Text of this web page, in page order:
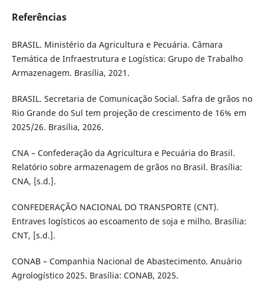
Referências
BRASIL. Ministério da Agricultura e Pecuária. Câmara
Temática de Infraestrutura e Logística: Grupo de Trabalho
Armazenagem. Brasília, 2021.
BRASIL. Secretaria de Comunicação Social. Safra de grãos no
Rio Grande do Sul tem projeção de crescimento de 16% em
2025/26. Brasília, 2026.
CNA – Confederação da Agricultura e Pecuária do Brasil.
Relatório sobre armazenagem de grãos no Brasil. Brasília:
CNA, [s.d.].
CONFEDERAÇÃO NACIONAL DO TRANSPORTE (CNT).
Entraves logísticos ao escoamento de soja e milho. Brasília:
CNT, [s.d.].
CONAB – Companhia Nacional de Abastecimento. Anuário
Agrologístico 2025. Brasília: CONAB, 2025.